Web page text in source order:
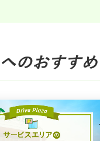
のおすすめ